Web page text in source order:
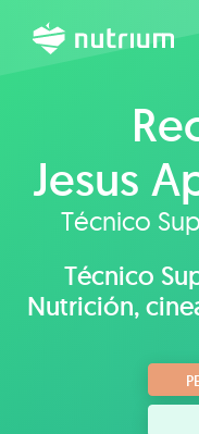
Jesus
Técnico
Técnico
Nutrición,